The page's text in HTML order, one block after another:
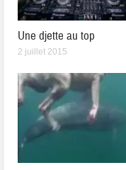
Une djette au top
2 juillet 2015